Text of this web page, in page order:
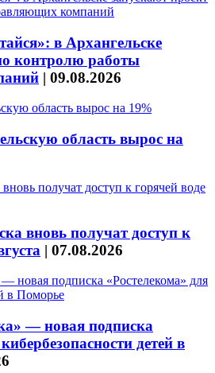
в Архангельске
контролю работы
| 09.08.2026
область вырос на
вновь получат доступ к
| 07.08.2026
— новая подписка
детей в